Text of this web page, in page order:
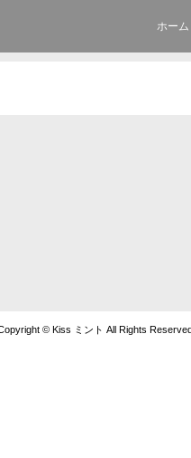
ホーム
© Kiss ミント All Rights